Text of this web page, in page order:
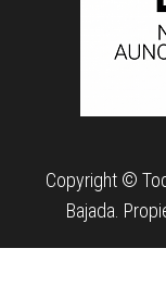
Copyright ©
Bajada.